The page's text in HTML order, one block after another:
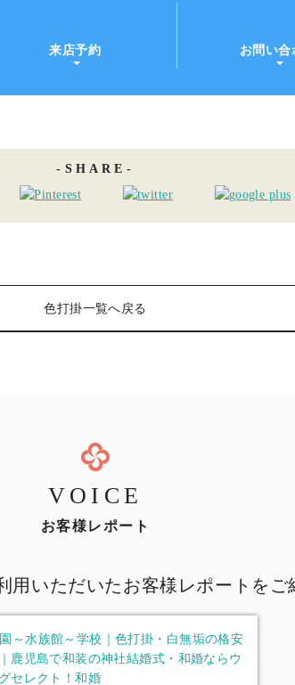
来店予約 お問い合
SHARE
色打掛一覧へ戻る
VOICE
お客様レポート
用いただいたお客様レポートをご